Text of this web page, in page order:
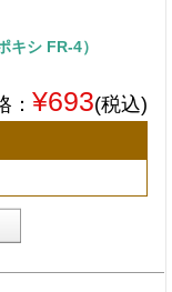
キシ FR-4）
： ¥693(税込)